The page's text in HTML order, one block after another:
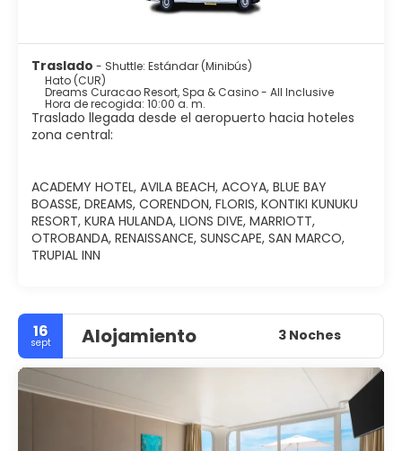
auténticas.⁣
>¡Ven a Curazao y vive una experiencia inolvidable en
este paraíso tropical!⁣
¡Atrévete a vivir la magia de Aruba y Curazao! Reserva
Traslado - Shuttle: Estándar (Minibús)
Hato (CUR)
Dreams Curacao Resort, Spa & Casino - All Inclusive
Hora de recogida: 10:00 a. m.
Traslado llegada desde el aeropuerto hacia hoteles
zona central:
ACADEMY HOTEL, AVILA BEACH, ACOYA, BLUE BAY
BOASSE, DREAMS, CORENDON, FLORIS, KONTIKI KUNUKU
RESORT, KURA HULANDA, LIONS DIVE, MARRIOTT,
OTROBANDA, RENAISSANCE, SUNSCAPE, SAN MARCO,
TRUPIAL INN
16
sept Alojamiento 3 Noches